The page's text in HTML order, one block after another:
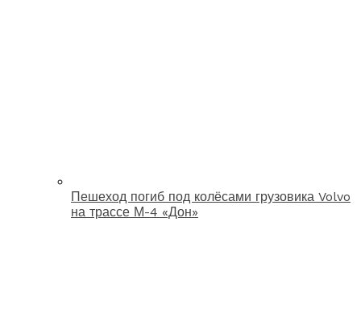
Пешеход погиб под колёсами грузовика Volvo
на трассе М-4 «Дон»